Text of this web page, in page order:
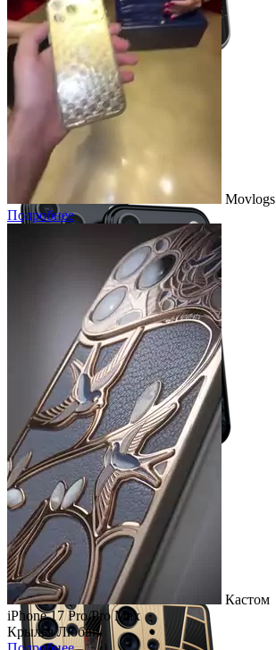
iPhone 17 Pro/Pro Max
Дева
Подробнее
Легкий Кастом
iPhone 17 Pro/Pro Max
Чёрное Яблоко
Подробнее
Movlogs
Подробнее
Кастом
iPhone 17 Pro/Pro Max
Крылья Любви